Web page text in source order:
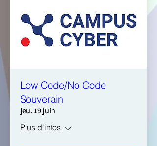
Low Code/No Code
Souverain
jeu. 19 juin
Plus d'infos